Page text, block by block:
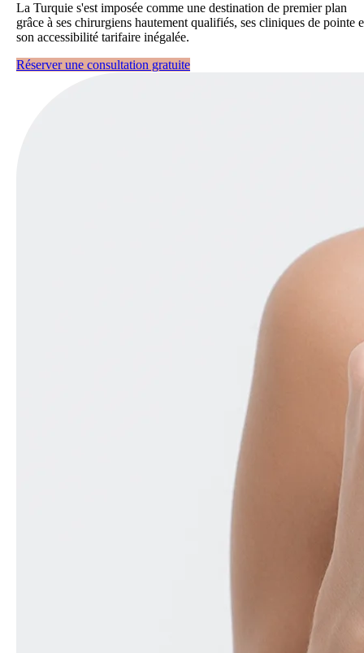
La Turquie s'est imposée comme une destination de premier plan
grâce à ses chirurgiens hautement qualifiés, ses cliniques de pointe
son accessibilité tarifaire inégalée.
Réserver une consultation gratuite